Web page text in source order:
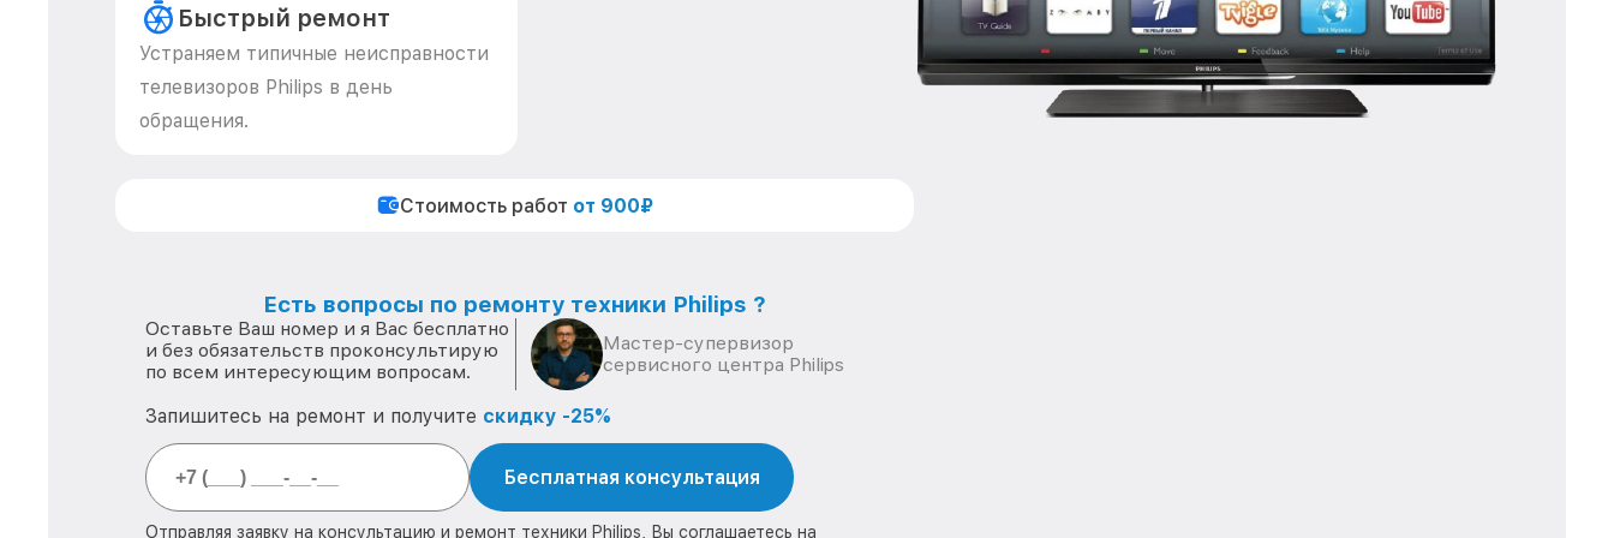
Быстрый ремонт
Устраняем типичные неисправности
телевизоров Philips в день
обращения.
Стоимость работ от 900₽
Есть вопросы по ремонту техники Philips ?
Оставьте Ваш номер и я Вас бесплатно
и без обязательств проконсультирую
по всем интересующим вопросам.
Мастер-супервизор
сервисного центра Philips
Запишитесь на ремонт и получите скидку -25%
Бесплатная консультация
Отправляя заявку на консультацию и ремонт техники Philips, Вы соглашаетесь на